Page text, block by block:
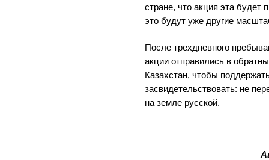
стране, что акция эта будет
это будут уже другие
После трехдневного
акции отправились в
Казахстан, чтобы
засвидетельствовать: не
на земле русской.